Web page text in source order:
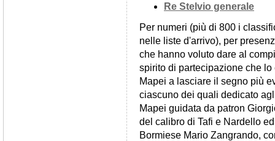
Re Stelvio generale
Per numeri (più di 800 i
nelle liste d'arrivo), per
che hanno voluto dare al
spirito di partecipazione che
Mapei a lasciare il segno più
ciascuno dei quali dedicato
Mapei guidata da patron
del calibro di Tafi e Nardello
Bormiese Mario Zangrando,